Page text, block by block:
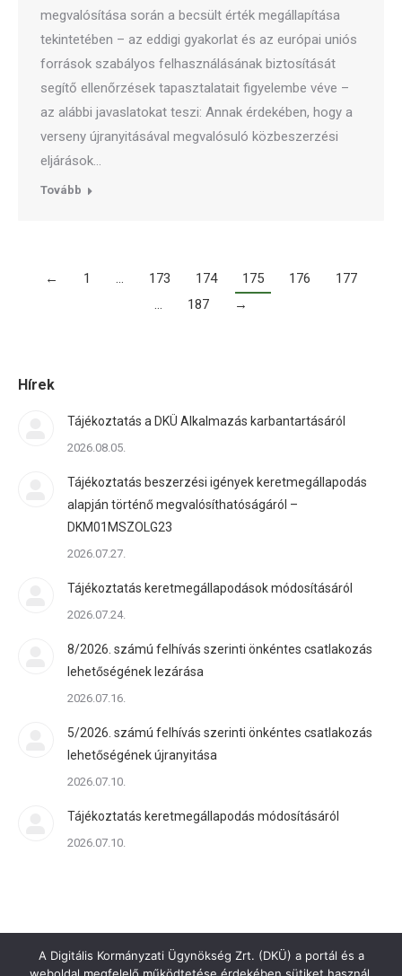
megvalósítása során a becsült érték megállapítása
tekintetében – az eddigi gyakorlat és az európai uniós
források szabályos felhasználásának biztosítását
segítő ellenőrzések tapasztalatait figyelembe véve –
az alábbi javaslatokat teszi: Annak érdekében, hogy a
verseny újranyitásával megvalósuló közbeszerzési
eljárások…
Tovább
← 1 … 173 174 175 176
177
…
187 →
Hírek
Tájékoztatás a DKÜ Alkalmazás karbantartásáról
2026.08.05.
Tájékoztatás beszerzési igények keretmegállapodás
alapján történő megvalósíthatóságáról –
DKM01MSZOLG23
2026.07.27.
Tájékoztatás keretmegállapodások módosításáról
2026.07.24.
8/2026. számú felhívás szerinti önkéntes csatlakozás
lehetőségének lezárása
2026.07.16.
5/2026. számú felhívás szerinti önkéntes csatlakozás
lehetőségének újranyitása
2026.07.10.
Tájékoztatás keretmegállapodás módosításáról
2026.07.10.
A Digitális Kormányzati Ügynökség Zrt. (DKÜ) a portál és a